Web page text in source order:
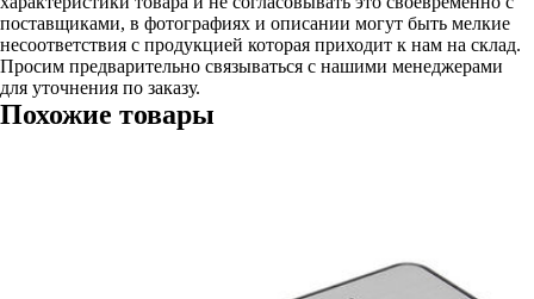
поставщиками, в фотографиях и описании могут быть мелкие
несоответствия с продукцией которая приходит к нам на склад.
Просим предварительно связываться с нашими менеджерами
для уточнения по заказу.
Похожие товары